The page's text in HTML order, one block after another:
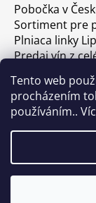
Tento web
procházením
používáním..
Pobočka v
Sortiment pre
Plniaca linky
Predaj vín z